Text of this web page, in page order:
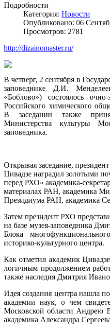
Подробности
Категория: Новости
Опубликовано: 06
Просмотров: 2781
http://dizainomaster.ru/
В четверг, 2 сентября в
заповеднике Д.И.
«Боблово») состоялось
Российского химического
В заседании также
Министерства культуры
заповедника.
Открывая заседание,
Цивадзе наградил золотыми
перед РХО» академика-
материалах РАН, академика
Президиума РАН, академика
Затем президент РХО
на базе музея-заповедника
Блока
историко-культурного центра.
Как отметил академик
логичным продолжением
также наследия Дмитрия
Идея создания центра нашла
академии наук, о чем
Московской области Андрею
академика Александра